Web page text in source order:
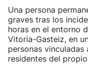
Una persona
graves tras los
horas en el entorno
Vitoria-Gasteiz, en
personas vinculadas
residentes del